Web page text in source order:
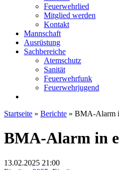
Feuerwehrlied
Mitglied werden
Kontakt
Mannschaft
Ausrüstung
Sachbereiche
Atemschutz
Sanität
Feuerwehrfunk
Feuerwehrjugend
Startseite » Berichte » BMA-Alarm
BMA-Alarm in
13.02.2025 21:00